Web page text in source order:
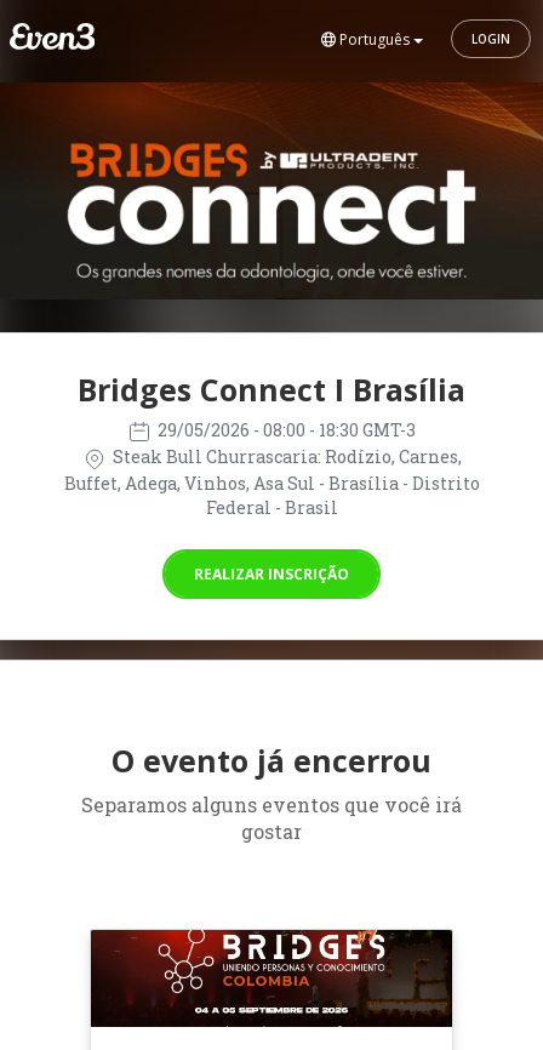
Português LOGIN
Bridges Connect I Brasília
29/05/2026 - 08:00 - 18:30 GMT-3
Steak Bull Churrascaria: Rodízio, Carnes,
Buffet, Adega, Vinhos, Asa Sul - Brasília - Distrito
Federal - Brasil
REALIZAR INSCRIÇÃO
O evento já encerrou
Separamos alguns eventos que você irá
gostar